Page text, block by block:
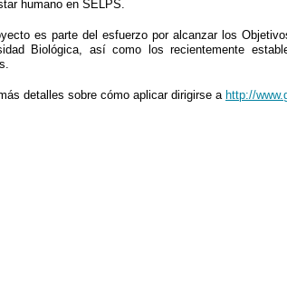
humano en SELPS.
es parte del esfuerzo por alcanzar los
Biológica, así como los recientemente
detalles sobre cómo aplicar dirigirse a http://